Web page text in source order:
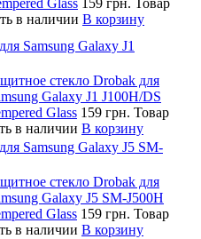
в наличии В корзину
Samsung Galaxy J1
стекло Drobak для
Galaxy J1 J100H/DS
Glass 159 грн. Товар
в наличии В корзину
Samsung Galaxy J5 SM-
стекло Drobak для
Galaxy J5 SM-J500H
Glass 159 грн. Товар
в наличии В корзину